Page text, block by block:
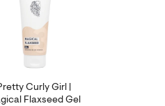
Curly Girl |
Flaxseed Gel